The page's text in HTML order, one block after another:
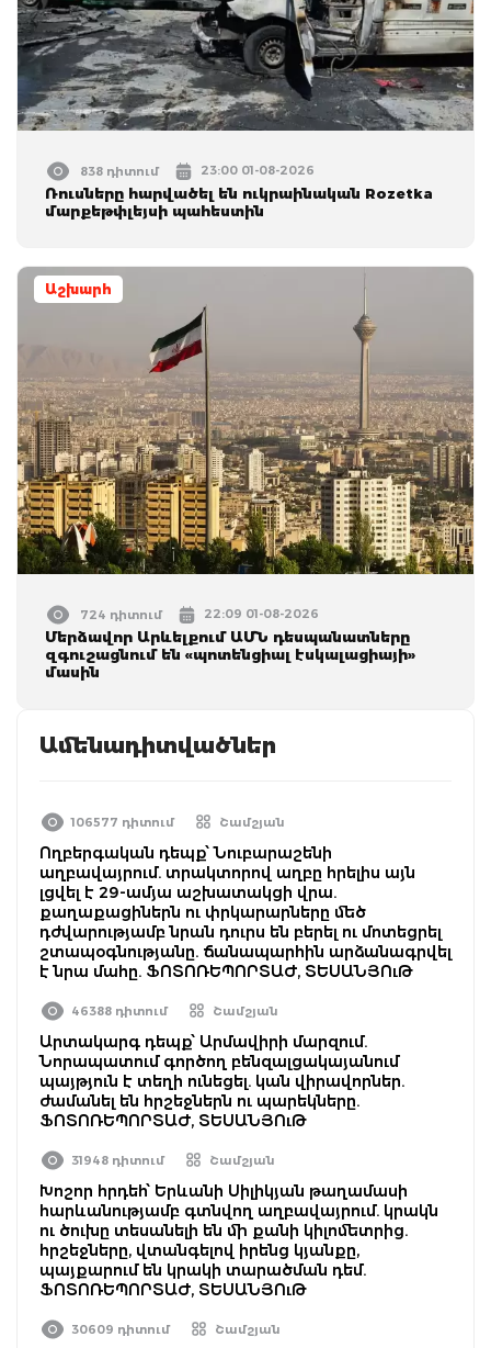
838 դիտում 23:00 01-08-2026
Ռուսները հարվածել են ուկրաինական Rozetka
մարքեթփլեյսի պահեստին
Աշխարհ
724 դիտում 22:09 01-08-2026
Մերձավոր Արևելքում ԱՄՆ դեսպանատները
զգուշացնում են «պոտենցիալ էսկալացիայի»
մասին
Ամենադիտվածներ
106577 դիտում Շամշյան
Ողբերգական դեպք՝ Նուբարաշենի
աղբավայրում. տրակտորով աղբը հրելիս այն
լցվել է 29-ամյա աշխատակցի վրա.
քաղաքացիներն ու փրկարարները մեծ
դժվարությամբ նրան դուրս են բերել ու մոտեցրել
շտապօգնությանը. ճանապարհին արձանագրվել
է նրա մահը. ՖՈՏՈՌԵՊՈՐՏԱԺ, ՏԵՍԱՆՅՈւԹ
46388 դիտում Շամշյան
Արտակարգ դեպք՝ Արմավիրի մարզում.
Նորապատում գործող բենզալցակայանում
պայթյուն է տեղի ունեցել. կան վիրավորներ.
ժամանել են հրշեջներն ու պարեկները.
ՖՈՏՈՌԵՊՈՐՏԱԺ, ՏԵՍԱՆՅՈւԹ
31948 դիտում Շամշյան
Խոշոր հրդեհ՝ Երևանի Սիլիկյան թաղամասի
հարևանությամբ գտնվող աղբավայրում. կրակն
ու ծուխը տեսանելի են մի քանի կիլոմետրից.
հրշեջները, վտանգելով իրենց կյանքը,
պայքարում են կրակի տարածման դեմ.
ՖՈՏՈՌԵՊՈՐՏԱԺ, ՏԵՍԱՆՅՈւԹ
30609 դիտում Շամշյան